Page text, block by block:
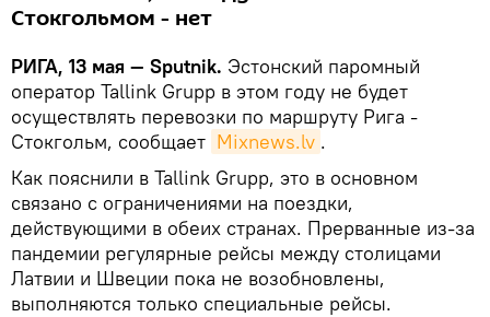
Стокгольмом - нет
РИГА, 13 мая — Sputnik. Эстонский паромный
оператор Tallink Grupp в этом году не будет
осуществлять перевозки по маршруту Рига -
Стокгольм, сообщает Mixnews.lv .
Как пояснили в Tallink Grupp, это в основном
связано с ограничениями на поездки,
действующими в обеих странах. Прерванные из-за
пандемии регулярные рейсы между столицами
Латвии и Швеции пока не возобновлены,
выполняются только специальные рейсы.